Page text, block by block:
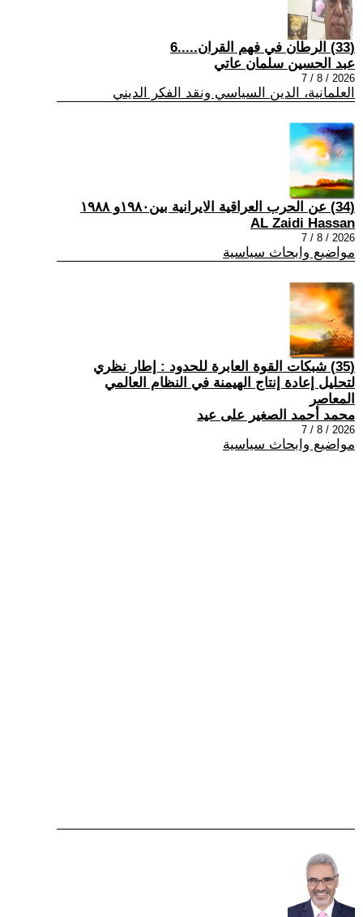
(33) الرطان في فهم القران.....6
عبد الحسين سلمان عاتي
2026 / 8 / 7
العلمانية، الدين السياسي ونقد الفكر الديني
(34) عن الحرب العراقية الايرانية بين١٩٨٠و ١٩٨٨
AL Zaidi Hassan
2026 / 8 / 7
مواضيع وابحاث سياسية
(35) شبكات القوة العابرة للحدود : إطار نظري
لتحليل إعادة إنتاج الهيمنة في النظام العالمي
المعاصر
محمد أحمد الصغير على عيد
2026 / 8 / 7
مواضيع وابحاث سياسية